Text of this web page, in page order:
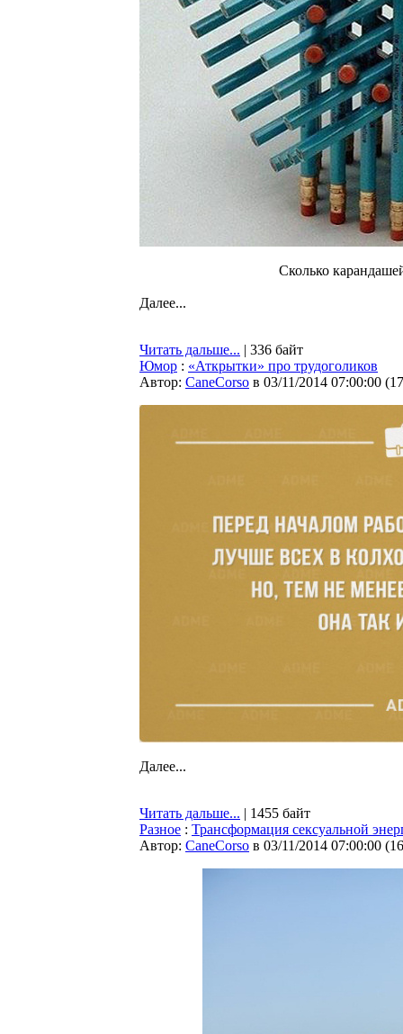
Сколько
Далее...
Читать дальше... | 336 байт
Юмор : «Аткрытки» про трудоголиков
Автор: CaneCorso в 03/11/2014 07:00:00 (
Далее...
Читать дальше... | 1455 байт
Разное : Трансформация сексуальной
Автор: CaneCorso в 03/11/2014 07:00:00 (